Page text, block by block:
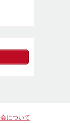
について